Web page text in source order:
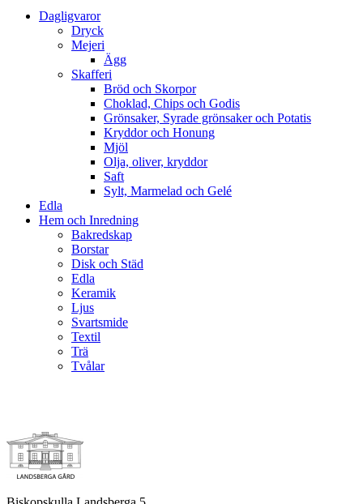
Dagligvaror
Dryck
Mejeri
Ägg
Skafferi
Bröd och Skorpor
Choklad, Chips och Godis
Grönsaker, Syrade grönsaker och Potatis
Kryddor och Honung
Mjöl
Olja, oliver, kryddor
Saft
Sylt, Marmelad och Gelé
Edla
Hem och Inredning
Bakredskap
Borstar
Disk och Städ
Edla
Keramik
Ljus
Svartsmide
Textil
Trä
Tvålar